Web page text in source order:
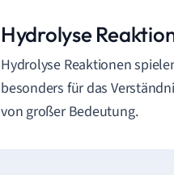
Hydrolyse
Hydrolyse Reaktionen
besonders für das
von großer Bedeutung.